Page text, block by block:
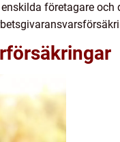
företagare och